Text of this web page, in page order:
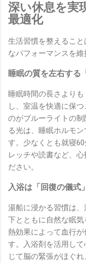
深い休息を実
最適化
生活習慣を整えるこ
なパフォーマンスを維
睡眠の質を左右する
睡眠時間の長さより
し、室温を快適に保
のがブルーライトの
る光は、睡眠ホルモ
す。少なくとも就寝
レッチや読書など、
ださい。
入浴は「回復の儀式
湯船に浸かる習慣は
下とともに自然な眠
熱効果によって血行
す。入浴剤を活用し
じて脳の緊張がほぐ